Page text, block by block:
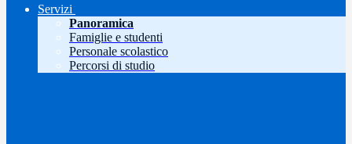
Servizi
Panoramica
Famiglie e studenti
Personale scolastico
Percorsi di studio